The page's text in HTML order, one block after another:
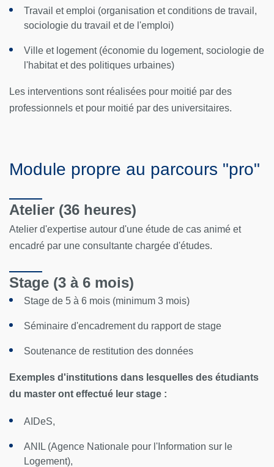
Travail et emploi (organisation et conditions de travail,
sociologie du travail et de l'emploi)
Ville et logement (économie du logement, sociologie de
l'habitat et des politiques urbaines)
Les interventions sont réalisées pour moitié par des
professionnels et pour moitié par des universitaires.
Module propre au parcours "pro"
Atelier (36 heures)
Atelier d'expertise autour d'une étude de cas animé et
encadré par une consultante chargée d'études.
Stage (3 à 6 mois)
Stage de 5 à 6 mois (minimum 3 mois)
Séminaire d'encadrement du rapport de stage
Soutenance de restitution des données
Exemples d'institutions dans lesquelles des étudiants
du master ont effectué leur stage :
AIDeS,
ANIL (Agence Nationale pour l'Information sur le
Logement),